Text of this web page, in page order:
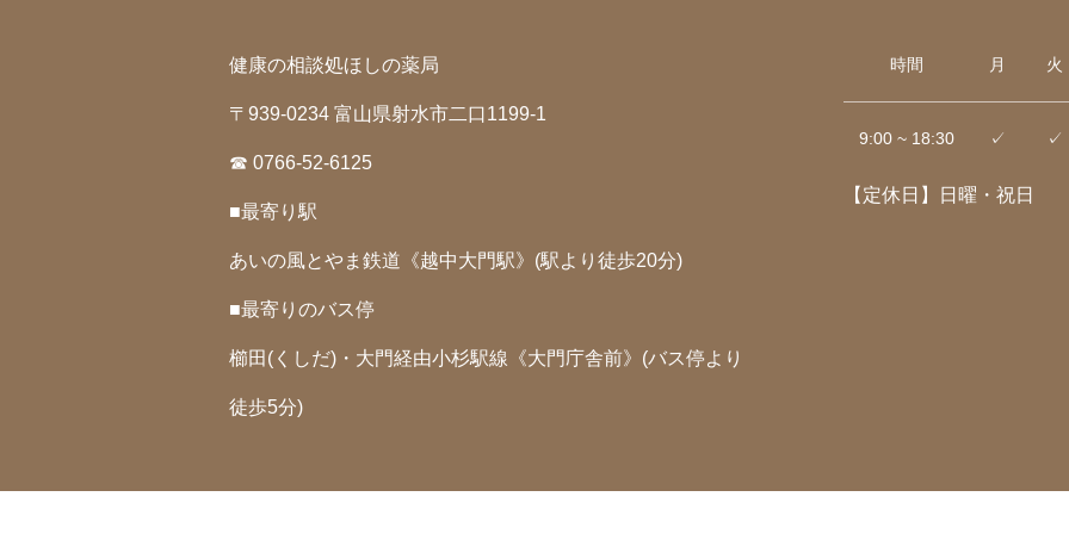
健康の相談処ほしの薬局
〒939-0234 富山県射水市二口1199-1
☎ 0766-52-6125
■最寄り駅
あいの風とやま鉄道《越中大門駅》(駅より徒歩20分)
■最寄りのバス停
櫛田(くしだ)・大門経由小杉駅線《大門庁舎前》(バス停より
徒歩5分)
時間 月 火
9:00 ~ 18:30 ✓ ✓
【定休日】日曜・祝日